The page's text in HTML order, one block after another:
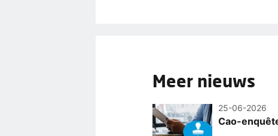
Meer nieuws
25-06-2026
Cao-